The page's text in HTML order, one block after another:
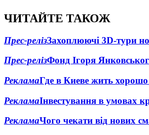
ЧИТАЙТЕ ТАКОЖ
Прес-релізЗахоплюючі 3D-тури
Прес-релізФонд Ігоря
РекламаГде в Киеве жить хорошо
РекламаІнвестування в
РекламаЧого чекати від нових